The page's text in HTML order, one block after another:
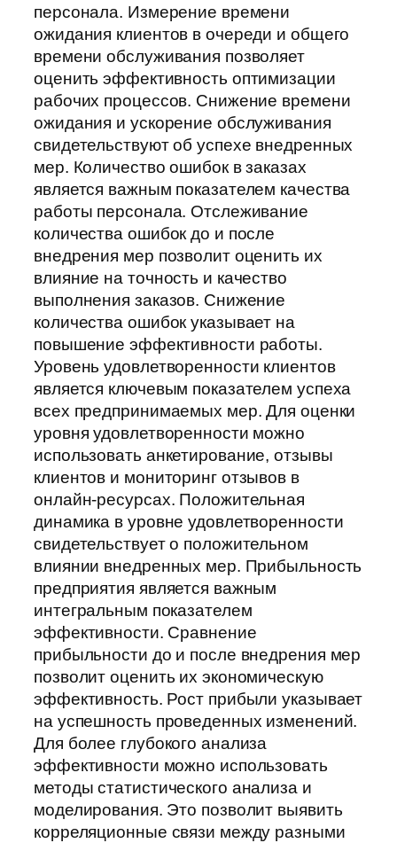
персонала. Измерение времени
ожидания клиентов в очереди и общего
времени обслуживания позволяет
оценить эффективность оптимизации
рабочих процессов. Снижение времени
ожидания и ускорение обслуживания
свидетельствуют об успехе внедренных
мер. Количество ошибок в заказах
является важным показателем качества
работы персонала. Отслеживание
количества ошибок до и после
внедрения мер позволит оценить их
влияние на точность и качество
выполнения заказов. Снижение
количества ошибок указывает на
повышение эффективности работы.
Уровень удовлетворенности клиентов
является ключевым показателем успеха
всех предпринимаемых мер. Для оценки
уровня удовлетворенности можно
использовать анкетирование, отзывы
клиентов и мониторинг отзывов в
онлайн-ресурсах. Положительная
динамика в уровне удовлетворенности
свидетельствует о положительном
влиянии внедренных мер. Прибыльность
предприятия является важным
интегральным показателем
эффективности. Сравнение
прибыльности до и после внедрения мер
позволит оценить их экономическую
эффективность. Рост прибыли указывает
на успешность проведенных изменений.
Для более глубокого анализа
эффективности можно использовать
методы статистического анализа и
моделирования. Это позволит выявить
корреляционные связи между разными